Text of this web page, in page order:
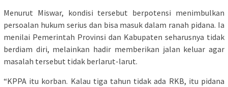
Menurut Miswar, kondisi tersebut berpotensi menimbulkan
persoalan hukum serius dan bisa masuk dalam ranah pidana. Ia
menilai Pemerintah Provinsi dan Kabupaten seharusnya tidak
berdiam diri, melainkan hadir memberikan jalan keluar agar
masalah tersebut tidak berlarut-larut.
“KPPA itu korban. Kalau tiga tahun tidak ada RKB, itu pidana